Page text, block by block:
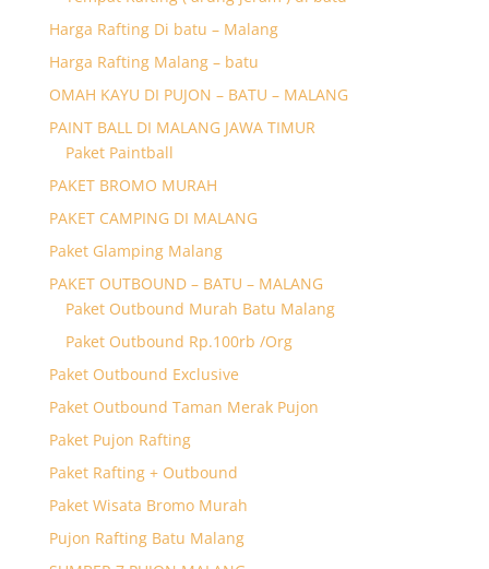
Harga Rafting Di batu – Malang
Harga Rafting Malang – batu
OMAH KAYU DI PUJON – BATU – MALANG
PAINT BALL DI MALANG JAWA TIMUR
Paket Paintball
PAKET BROMO MURAH
PAKET CAMPING DI MALANG
Paket Glamping Malang
PAKET OUTBOUND – BATU – MALANG
Paket Outbound Murah Batu Malang
Paket Outbound Rp.100rb /Org
Paket Outbound Exclusive
Paket Outbound Taman Merak Pujon
Paket Pujon Rafting
Paket Rafting + Outbound
Paket Wisata Bromo Murah
Pujon Rafting Batu Malang